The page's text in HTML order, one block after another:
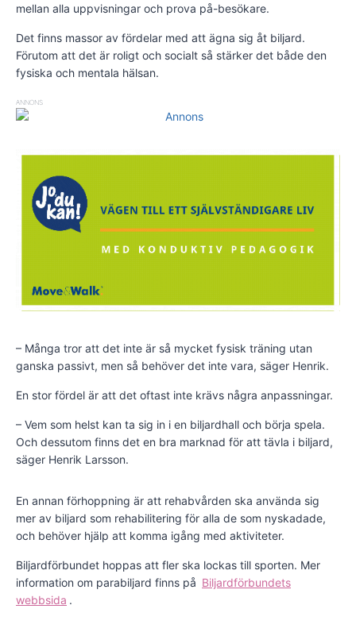
mellan alla uppvisningar och prova på-besökare.
Det finns massor av fördelar med att ägna sig åt biljard.
Förutom att det är roligt och socialt så stärker det både den
fysiska och mentala hälsan.
ANNONS
– Många tror att det inte är så mycket fysisk träning utan
ganska passivt, men så behöver det inte vara, säger Henrik.
En stor fördel är att det oftast inte krävs några anpassningar.
– Vem som helst kan ta sig in i en biljardhall och börja spela.
Och dessutom finns det en bra marknad för att tävla i biljard,
säger Henrik Larsson.
En annan förhoppning är att rehabvården ska använda sig
mer av biljard som rehabilitering för alla de som nyskadade,
och behöver hjälp att komma igång med aktiviteter.
Biljardförbundet hoppas att fler ska lockas till sporten. Mer
information om parabiljard finns på Biljardförbundets
webbsida .